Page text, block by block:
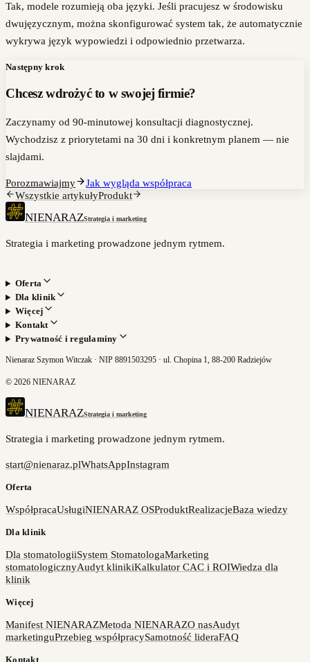
Tak, modele rozumieją oba języki. Jeśli pracujesz w środowisku
dwujęzycznym, można skonfigurować system tak, że automatycznie
wykrywa język wypowiedzi i odpowiednio przetwarza.
Następny krok
Chcesz wdrożyć to w swojej firmie?
Zaczynamy od 90-minutowej konsultacji diagnostycznej.
Wychodzisz z priorytetami na 30 dni i konkretnym planem — nie
slajdami.
Porozmawiajmy
Jak wygląda współpraca
Wszystkie artykułyProdukt
NIENARAZStrategia i marketing
Strategia i marketing prowadzone jednym rytmem.
Oferta
Dla klinik
Więcej
Kontakt
Prywatność i regulaminy
Nienaraz Szymon Witczak · NIP 8891503295 · ul. Chopina 1, 88-200 Radziejów
© 2026 NIENARAZ
NIENARAZStrategia i marketing
Strategia i marketing prowadzone jednym rytmem.
start@nienaraz.plWhatsAppInstagram
Oferta
WspółpracaUsługiNIENARAZ OSProduktRealizacjeBaza wiedzy
Dla klinik
Dla stomatologiiSystem StomatologaMarketing
stomatologicznyAudyt klinikiKalkulator CAC i ROIWiedza dla
klinik
Więcej
Manifest NIENARAZMetoda NIENARAZO nasAudyt
marketinguPrzebieg współpracySamotność lideraFAQ
Kontakt